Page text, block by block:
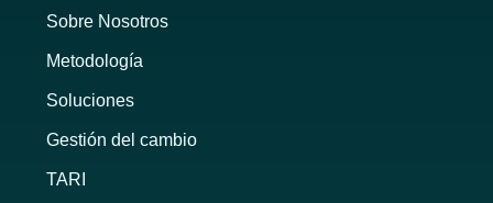
Sobre Nosotros
Metodología
Soluciones
Gestión del cambio
TARI